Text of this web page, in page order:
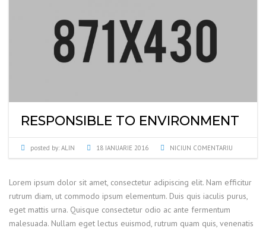
RESPONSIBLE TO ENVIRONMENT
posted by: ALIN 18 IANUARIE 2016 NICIUN COMENTARIU
Lorem ipsum dolor sit amet, consectetur adipiscing elit. Nam efficitur
rutrum diam, ut commodo ipsum elementum. Duis quis iaculis purus,
eget mattis urna. Quisque consectetur odio ac ante fermentum
malesuada. Nullam eget lectus euismod, rutrum quam quis, venenatis